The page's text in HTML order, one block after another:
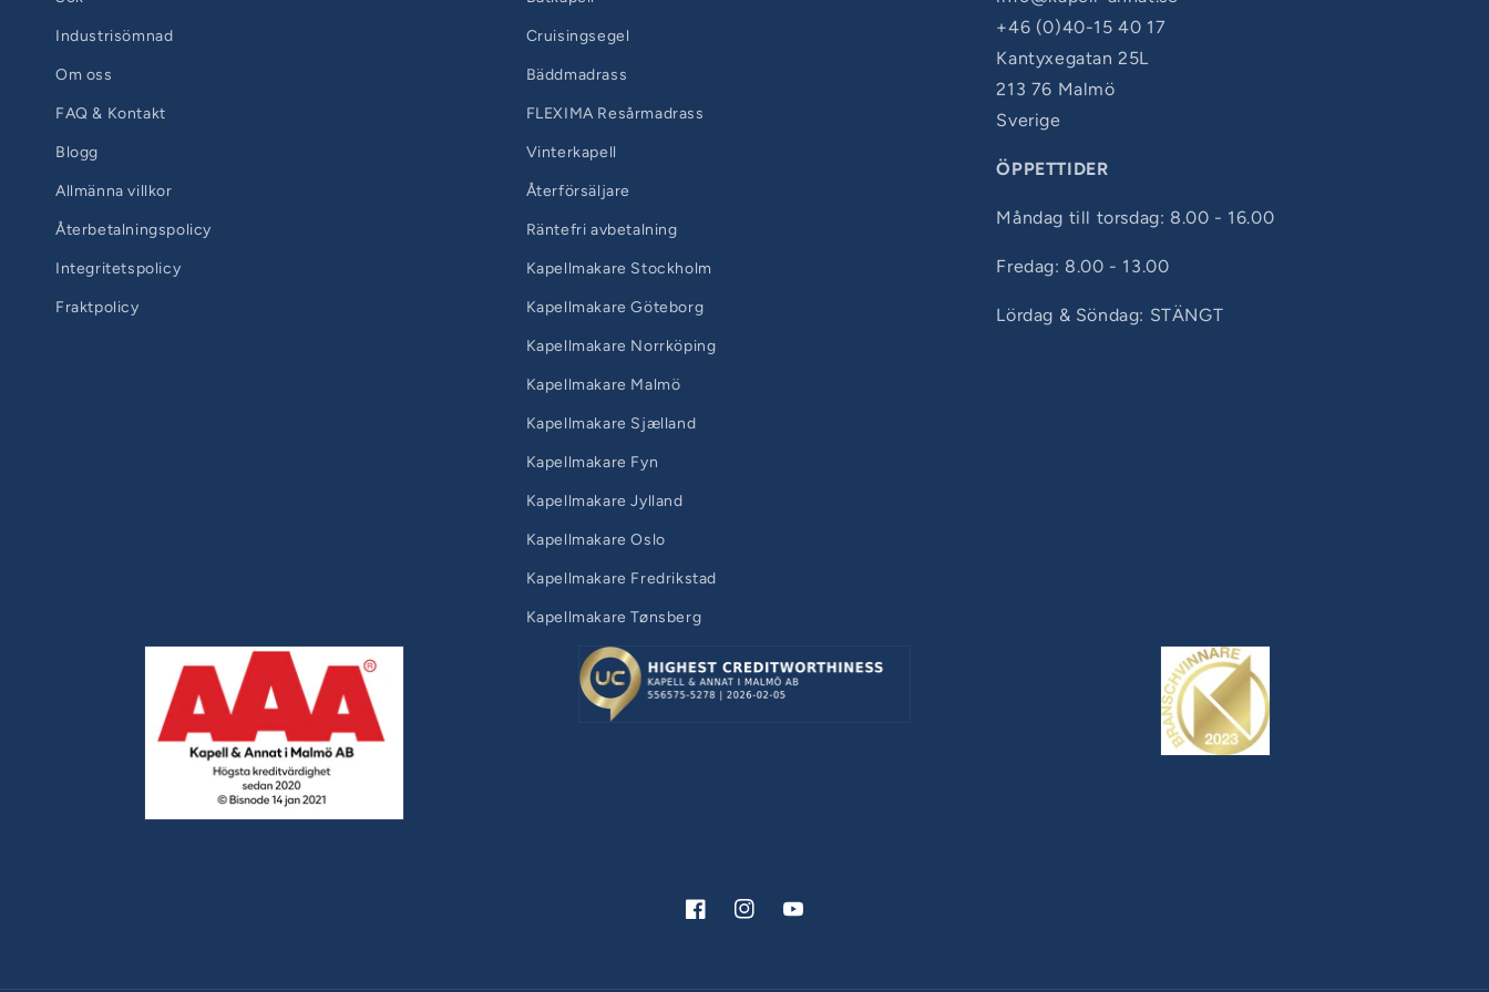
Industrisömnad
Om oss
FAQ & Kontakt
Blogg
Allmänna villkor
Återbetalningspolicy
Integritetspolicy
Fraktpolicy
Cruisingsegel
Bäddmadrass
FLEXIMA Resårmadrass
Vinterkapell
Återförsäljare
Räntefri avbetalning
Kapellmakare Stockholm
Kapellmakare Göteborg
Kapellmakare Norrköping
Kapellmakare Malmö
Kapellmakare Sjælland
Kapellmakare Fyn
Kapellmakare Jylland
Kapellmakare Oslo
Kapellmakare Fredrikstad
Kapellmakare Tønsberg
+46 (0)40-15 40 17
Kantyxegatan 25L
213 76 Malmö
Sverige
ÖPPETTIDER
Måndag till torsdag: 8.00 - 16.00
Fredag: 8.00 - 13.00
Lördag & Söndag: STÄNGT
FacebookInstagramYouTube